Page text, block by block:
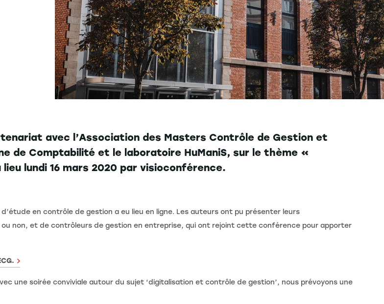
avec l’Association des Masters Contrôle de Gestion et
de Comptabilité et le laboratoire HuManiS, sur le thème «
lundi 16 mars 2020 par visioconférence.
en contrôle de gestion a eu lieu en ligne. Les auteurs ont pu présenter leurs
non, et de contrôleurs de gestion en entreprise, qui ont rejoint cette conférence pour apporter
une soirée conviviale autour du sujet ‘digitalisation et contrôle de gestion’, nous prévoyons une